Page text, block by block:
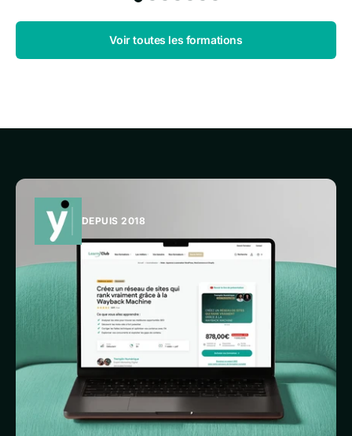
Voir toutes les formations
DEPUIS 2018